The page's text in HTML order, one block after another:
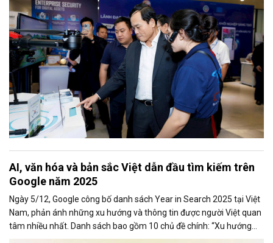
AI, văn hóa và bản sắc Việt dẫn đầu tìm kiếm trên
Google năm 2025
Ngày 5/12, Google công bố danh sách Year in Search 2025 tại Việt
Nam, phản ánh những xu hướng và thông tin được người Việt quan
tâm nhiều nhất. Danh sách bao gồm 10 chủ đề chính: “Xu hướng
chung,” “Tạo ảnh,” “Phim ảnh (chung),” “Phim ảnh Việt Nam,”